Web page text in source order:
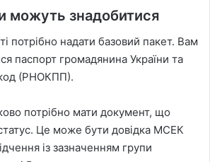
можуть знадобитися
потрібно надати базовий пакет. Вам
паспорт громадянина України та
код (РНОКПП).
потрібно мати документ, що
Це може бути довідка МСЕК
із зазначенням групи